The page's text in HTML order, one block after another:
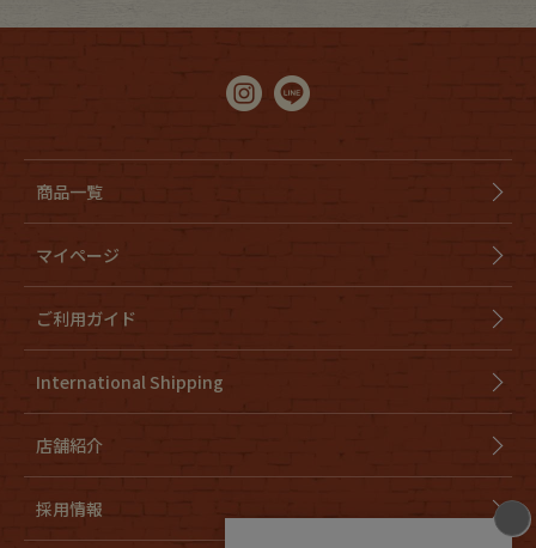
商品一覧
マイページ
ご利用ガイド
International Shipping
店舗紹介
採用情報